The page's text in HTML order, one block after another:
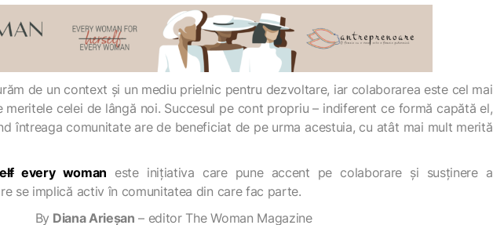
de un context și un mediu prielnic pentru dezvoltare, iar colaborarea este cel mai
meritele celei de lângă noi. Succesul pe cont propriu – indiferent ce formă capătă el,
întreaga comunitate are de beneficiat de pe urma acestuia, cu atât mai mult merită
every woman este inițiativa care pune accent pe colaborare și susținere a
se implică activ în comunitatea din care fac parte.
By Diana Arieșan – editorThe Woman Magazine